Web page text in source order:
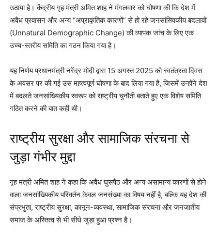
उठाया है। केंद्रीय गृह मंत्री अमित शाह ने मंगलवार को घोषणा की कि देश में
अवैध प्रवासन और अन्य “अप्राकृतिक कारणों” से हो रहे जनसांख्यिकीय बदलावों
(Unnatural Demographic Change) की व्यापक जांच के लिए एक
उच्च-स्तरीय समिति का गठन किया गया है।
यह निर्णय प्रधानमंत्री नरेंद्र मोदी द्वारा 15 अगस्त 2025 को स्वतंत्रता दिवस
के अवसर पर की गई उस महत्वपूर्ण घोषणा के बाद लिया गया है, जिसमें उन्होंने देश
में बदलते जनसांख्यिकीय स्वरूप को राष्ट्रीय चुनौती बताते हुए एक विशेष समिति
गठित करने की बात कही थी।
राष्ट्रीय सुरक्षा और सामाजिक संरचना से
जुड़ा गंभीर मुद्दा
गृह मंत्री अमित शाह ने कहा कि अवैध घुसपैठ और अन्य असामान्य कारणों से होने
वाला जनसांख्यिकीय परिवर्तन केवल जनसंख्या का विषय नहीं है, बल्कि यह देश की
संप्रभुता, राष्ट्रीय सुरक्षा, कानून-व्यवस्था, सामाजिक संरचना और जनजातीय
समाज के अस्तित्व से भी सीधे जुड़ा हुआ प्रश्न है।